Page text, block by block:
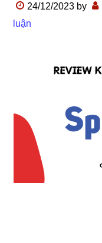
24/12/2023 by
luận